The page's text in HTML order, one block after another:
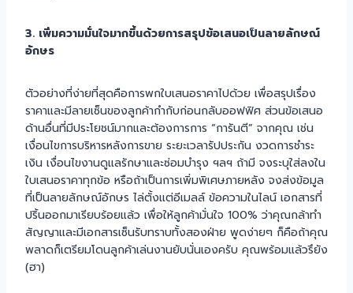
3. เพิ่มความมั่นใจมากขึ้นด้วยการสรุปข้อเสนอเป็นลายลักษณ์
อักษร
ตัวอย่างที่ง่ายที่สุดคือการพกใบเสนอราคาไปด้วย เพื่อสรุปเรื่อง
ราคาและมีลายเซ็นของลูกค้ากำกับก่อนกลับออฟฟิศ ส่วนข้อเสนอ
ด้านอื่นที่มีประโยชน์มากและต้องการการ “การันตี” จากคุณ เช่น
เงื่อนไขการบริหารหลังการขาย ระยะเวลารัปประกัน งวดการชำระ
เงิน เงื่อนไขงานดูแลรักษาและซ่อมบำรุง ฯลฯ ถ้ามี จงระบุใส่ลงใน
ใบเสนอราคาทุกข้อ หรือถ้าเป็นการเพิ่มพิเศษภายหลัง จงส่งข้อมูล
ที่เป็นลายลักษณ์อักษร ไล่ตั้งแต่อีเมลล์ ข้อความในไลน์ เอกสารที่
ปริ้นออกมาเรียบร้อยแล้ว เพื่อให้ลูกค้ามั่นใจ 100% ว่าคุณกล้าทำ
สัญญาและมีเอกสารเซ็นรับทราบทั้งสองฝ่าย พูดง่ายๆ ก็คือถ้าคุณ
พลาดก็เตรียมโดนลูกค้าเล่นงานยับนั่นเองครับ คุณพร้อมแล้วรึยัง
(ฮา)